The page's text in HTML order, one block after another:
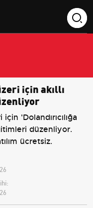
için akıllı
'Dolandırıcılığa
düzenliyor.
ücretsiz.